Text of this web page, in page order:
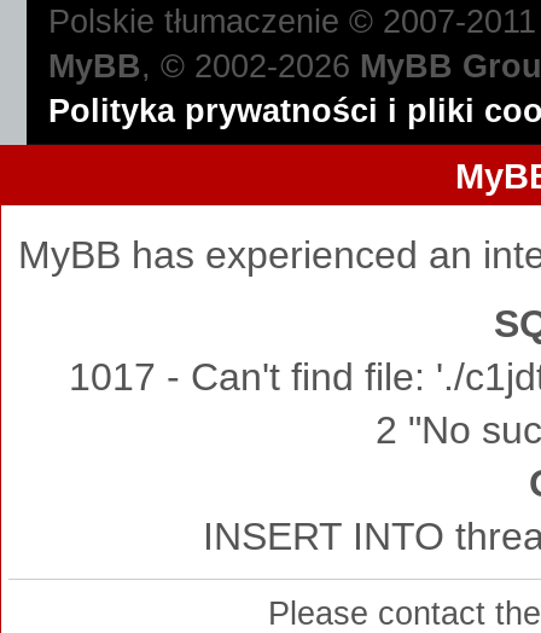
Polskie tłumaczenie © 2007-
MyBB, © 2002-2026 MyBB
Polityka prywatności i pliki
MyBB has experienced an
1017 - Can't find file: './
2 "No
INSERT INTO
Please contact